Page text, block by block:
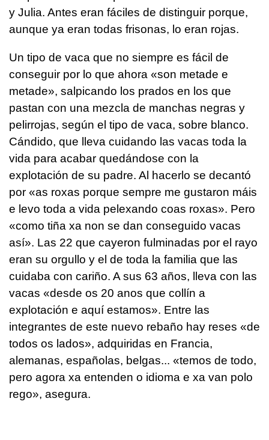
y Julia. Antes eran fáciles de distinguir porque,
aunque ya eran todas frisonas, lo eran rojas.
Un tipo de vaca que no siempre es fácil de
conseguir por lo que ahora «son metade e
metade», salpicando los prados en los que
pastan con una mezcla de manchas negras y
pelirrojas, según el tipo de vaca, sobre blanco.
Cándido, que lleva cuidando las vacas toda la
vida para acabar quedándose con la
explotación de su padre. Al hacerlo se decantó
por «as roxas porque sempre me gustaron máis
e levo toda a vida pelexando coas roxas». Pero
«como tiña xa non se dan conseguido vacas
así». Las 22 que cayeron fulminadas por el rayo
eran su orgullo y el de toda la familia que las
cuidaba con cariño. A sus 63 años, lleva con las
vacas «desde os 20 anos que collín a
explotación e aquí estamos». Entre las
integrantes de este nuevo rebaño hay reses «de
todos os lados», adquiridas en Francia,
alemanas, españolas, belgas... «temos de todo,
pero agora xa entenden o idioma e xa van polo
rego», asegura.